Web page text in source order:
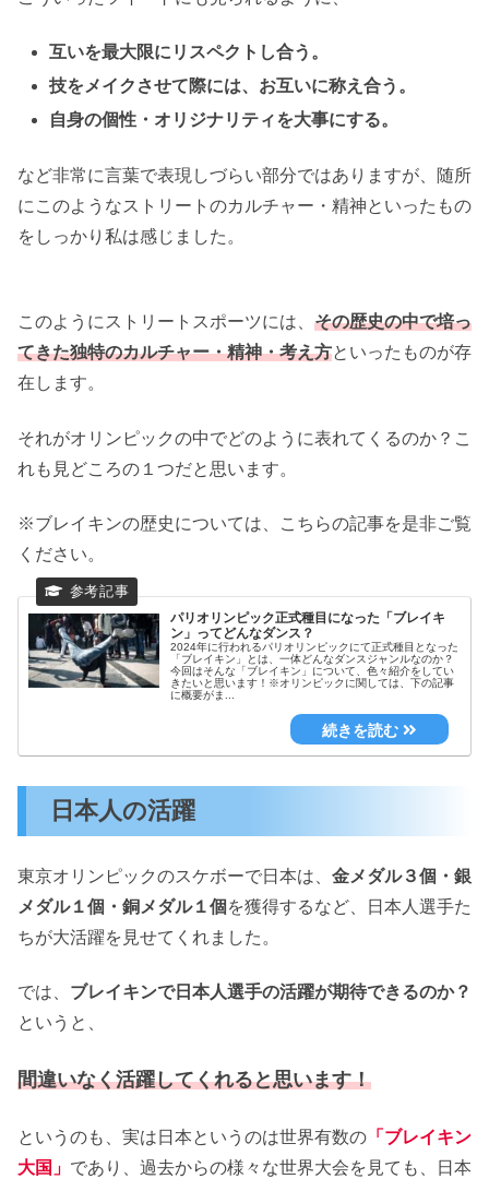
互いを最大限にリスペクトし合う。
技をメイクさせて際には、お互いに称え合う。
自身の個性・オリジナリティを大事にする。
など非常に言葉で表現しづらい部分ではありますが、随所
にこのようなストリートのカルチャー・精神といったもの
をしっかり私は感じました。
このようにストリートスポーツには、 その歴史の中で培っ
てきた独特のカルチャー・精神・考え方といったものが存
在します。
それがオリンピックの中でどのように表れてくるのか？こ
れも見どころの１つだと思います。
※ブレイキンの歴史については、こちらの記事を是非ご覧
ください。
パリオリンピック正式種目になった「ブレイキ
ン」ってどんなダンス？
2024年に行われるパリオリンピックにて正式種目となった
「ブレイキン」とは、一体どんなダンスジャンルなのか？
今回はそんな「ブレイキン」について、色々紹介をしてい
きたいと思います！※オリンピックに関しては、下の記事
に概要がま...
日本人の活躍
東京オリンピックのスケボーで日本は、 金メダル３個・銀
メダル１個・銅メダル１個 を獲得するなど、日本人選手た
ちが大活躍を見せてくれました。
では、 ブレイキンで日本人選手の活躍が期待できるのか？
というと、
間違いなく活躍してくれると思います！
というのも、実は日本というのは世界有数の 「 ブレイキン
大国」 であり、過去からの様々な世界大会を見ても、日本